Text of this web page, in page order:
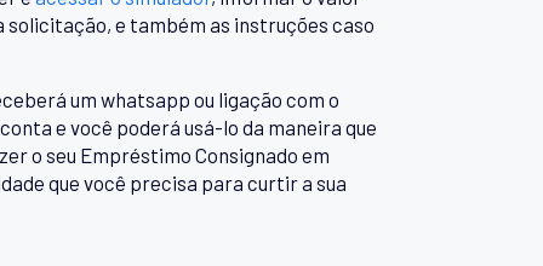
e também as instruções caso
um whatsapp ou ligação com o
e você poderá usá-lo da maneira que
o seu Empréstimo Consignado em
que você precisa para curtir a sua